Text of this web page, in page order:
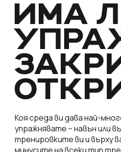
ИМА
Коя среда ви дава най-
упражнявате – навън или
тренировките ви и върху